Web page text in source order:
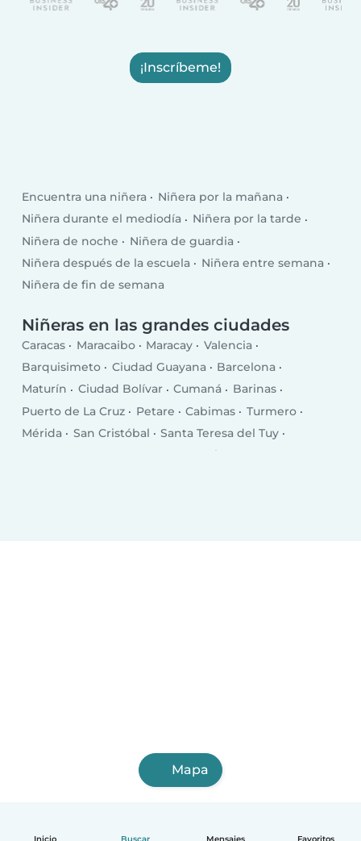
Inicio Buscar Mensajes Favoritos
¡Inscríbeme!
Encuentra una niñera
Niñera por la mañana
Niñera durante el mediodía
Niñera por la tarde
Niñera de noche
Niñera de guardia
Niñera después de la escuela
Niñera entre semana
Niñera de fin de semana
Niñeras en las grandes ciudades
Caracas Maracaibo Maracay
Valencia
Barquisimeto
Ciudad Guayana
Barcelona
Maturín
Ciudad Bolívar Cumaná
Barinas
Puerto de La Cruz
Petare Cabimas
Turmero
Mérida
San Cristóbal
Santa Teresa del Tuy
Valera
Mapa